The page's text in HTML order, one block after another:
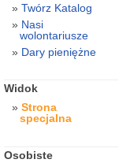
Twórz Katalog
Nasi
wolontariusze
Dary pieniężne
Widok
Strona
specjalna
Osobiste